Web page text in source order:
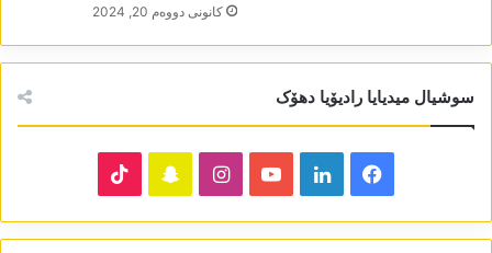
كانونی دووه‌م 20, 2024
سوشیال میدیایا رادیۆیا دھۆک
Facebook
LinkedIn
YouTube
Instagram
Snapchat